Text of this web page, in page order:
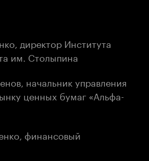
директор Института
им. Столыпина
начальник управления
ценных бумаг «Альфа-
финансовый